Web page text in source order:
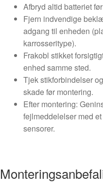
Afbryd altid batteriet
Fjern indvendige
adgang til enheden
karrosseritype).
Frakobl stikket
enhed samme sted.
Tjek stikforbindelser
skade før montering.
Efter montering:
fejlmeddelelser med
sensorer.